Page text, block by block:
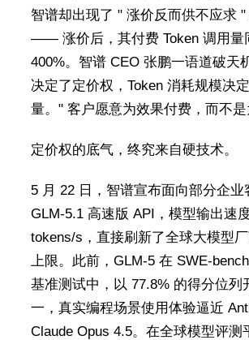
智谱却出现了 " 涨价反而供不应求
—— 涨价后，其付费 Token 调用量
400%。智谱 CEO 张鹏一语道破天
决定了定价权，Token 消耗规模决
量。" 客户愿意为效果付费，而不是
定价权的底气，终究来自硬技术。
5 月 22 日，智谱宣布面向部分企业
GLM-5.1 高速版 API，模型输出速
tokens/s，直接刷新了全球大模型
上限。此前，GLM-5 在 SWE-
基准测试中，以 77.8% 的得分位列
一，真实编程场景使用体验逼近
Claude Opus 4.5。在全球模型评测